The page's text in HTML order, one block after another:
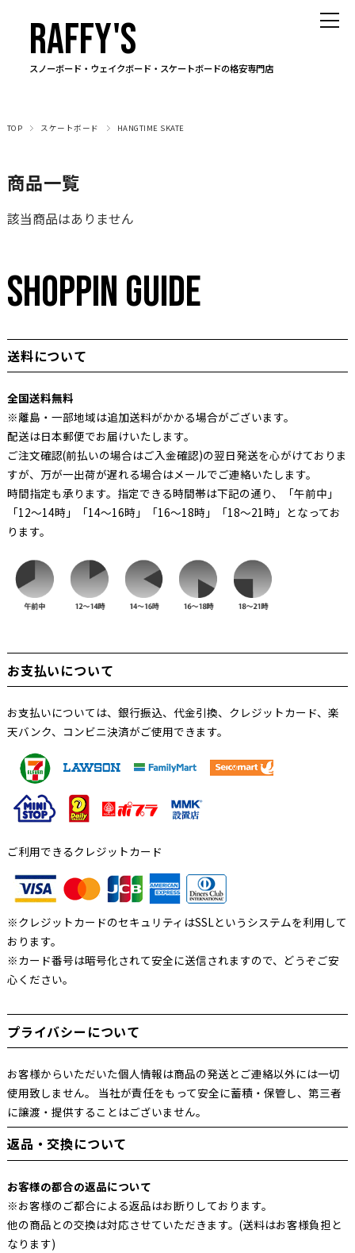
スノーボード・ウェイクボード・スケートボードの格安専門店
RAFFY'S
TOP スケートボード HANGTIME SKATE
商品一覧
該当商品はありません
SHOPPIN GUIDE
送料について
全国送料無料
※離島・一部地域は追加送料がかかる場合がございます。
配送は日本郵便でお届けいたします。
ご注文確認(前払いの場合はご入金確認)の翌日発送を心がけておりま
すが、万が一出荷が遅れる場合はメールでご連絡いたします。
時間指定も承ります。指定できる時間帯は下記の通り、「午前中」
「12～14時」「14～16時」「16～18時」「18～21時」となってお
ります。
お支払いについて
お支払いについては、銀行振込、代金引換、クレジットカード、楽
天バンク、コンビニ決済がご使用できます。
ご利用できるクレジットカード
※クレジットカードのセキュリティはSSLというシステムを利用して
おります。
※カード番号は暗号化されて安全に送信されますので、どうぞご安
心ください。
プライバシーについて
お客様からいただいた個人情報は商品の発送とご連絡以外には一切
使用致しません。 当社が責任をもって安全に蓄積・保管し、第三者
に譲渡・提供することはございません。
返品・交換について
お客様の都合の返品について
※お客様のご都合による返品はお断りしております。
他の商品との交換は対応させていただきます。(送料はお客様負担と
なります)